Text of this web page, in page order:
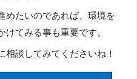
めたいのであれば、環境を
てみる事も重要です。
相談してみてくださいね！